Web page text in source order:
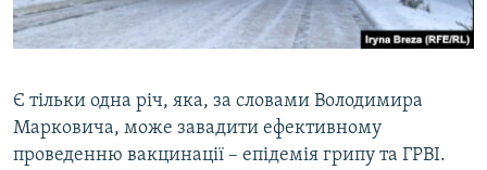
Є тільки одна річ, яка, за словами Володимира
Марковича, може завадити ефективному
проведенню вакцинації – епідемія грипу та ГРВІ.